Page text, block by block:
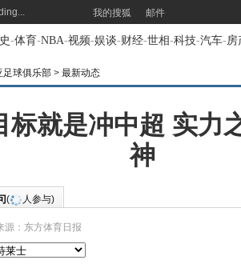
我的搜狐 邮件
-体育-NBA-视频-娱谈-财经-世相-科技-汽车-房
足球俱乐部 > 最新动态
标就是冲中超 实力
神
( 人参与)
源： 东方体育日报